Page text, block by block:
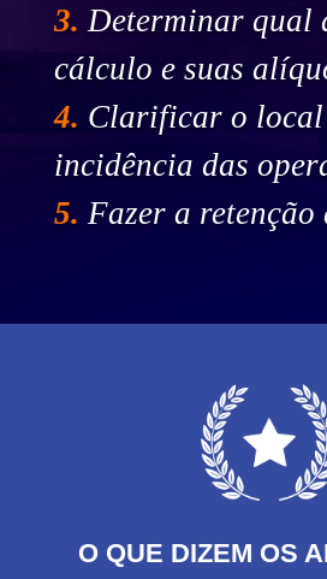
3. Determinar qual
cálculo e suas
4. Clarificar o local
incidência das
5. Fazer a
O QUE DIZEM OS